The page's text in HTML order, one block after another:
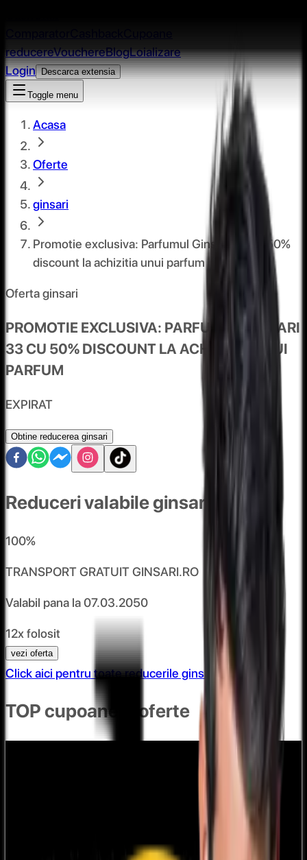
reducereVouchereBlogLoializare
Login Descarca extensia
Toggle menu
Acasa
Oferte
ginsari
Promotie exclusiva: Parfumul Ginsari 33 cu 50%
discount la achizitia unui parfum
Oferta ginsari
PROMOTIE EXCLUSIVA: PARFUMUL GINSARI
33 CU 50% DISCOUNT LA ACHIZITIA UNUI
PARFUM
EXPIRAT
Obtine reducerea ginsari
Reduceri valabile ginsari
100%
TRANSPORT GRATUIT GINSARI.RO
Valabil pana la07.03.2050
12x folosit
vezi oferta
Click aici pentru toate reducerile ginsari
TOP cupoane & oferte
COD REDUCERE 3% AUTOMOBILUS.RO
COD REDUCERE 5% AUTOMOBILUS.RO